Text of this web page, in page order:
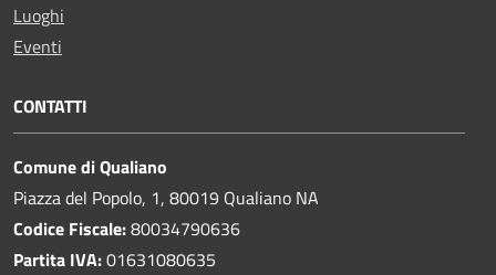
Luoghi
Eventi
CONTATTI
Comune di Qualiano
Piazza del Popolo, 1, 80019 Qualiano NA
Codice Fiscale:80034790636
Partita IVA:01631080635